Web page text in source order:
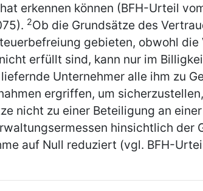
erkennen können (BFH-Urteil
2Ob die Grundsätze des
gebieten, obwohl die
erfüllt sind, kann nur im
Unternehmer alle ihm zu
ergriffen, um
nicht zu einer Beteiligung an
hinsichtlich der
auf Null reduziert (vgl. BFH-